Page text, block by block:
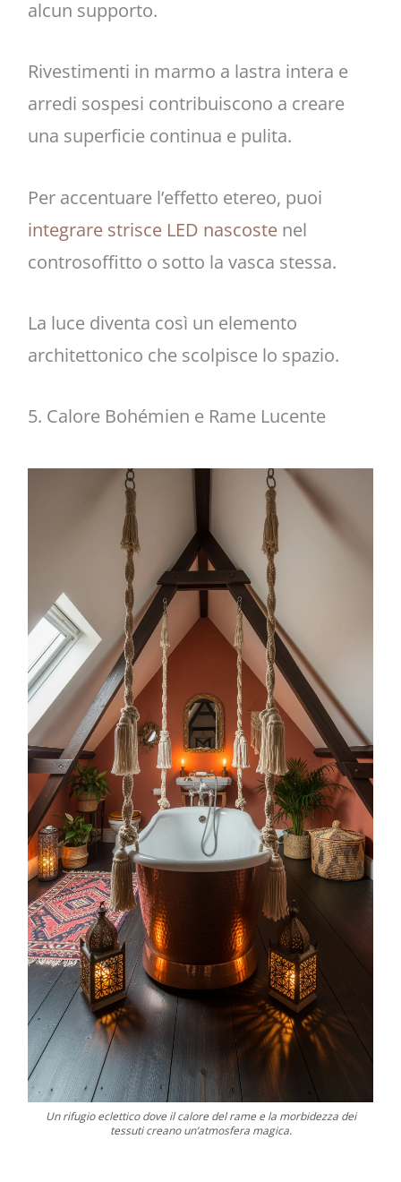
alcun supporto.
Rivestimenti in marmo a lastra intera e
arredi sospesi contribuiscono a creare
una superficie continua e pulita.
Per accentuare l’effetto etereo, puoi
integrare strisce LED nascostenel
controsoffitto o sotto la vasca stessa.
La luce diventa così un elemento
architettonico che scolpisce lo spazio.
5. Calore Bohémien e Rame Lucente
Un rifugio eclettico dove il calore del rame e la morbidezza dei
tessuti creano un’atmosfera magica.